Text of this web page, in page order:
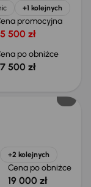
+1 kolejnych
promocyjna
500 zł
po obniżce
500 zł
+2 kolejnych
Cena po obniżce
19 000 zł